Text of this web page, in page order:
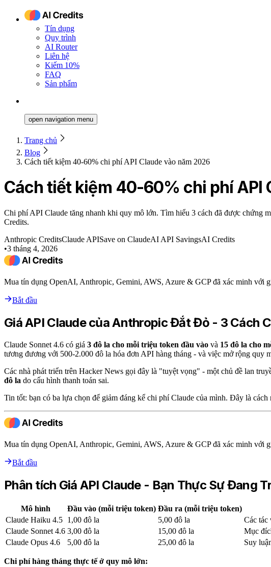
Tín dụng
Quy trình
AI Router
Liên hệ
Kiếm 10%
FAQ
Sản phẩm
open navigation menu
Trang chủ
Blog
Cách tiết kiệm 40-60% chi phí API Claude vào năm 2026
Cách tiết kiệm 40-60% chi phí API
Chi phí API Claude tăng nhanh khi quy mô lớn. Tìm hiểu 3 cách đã được chứng
Credits.
Anthropic CreditsClaude APISave on ClaudeAI API SavingsAI Credits
•3 tháng 4, 2026
Mua tín dụng OpenAI, Anthropic, Gemini, AWS, Azure & GCP đã xác minh với
Bắt đầu
Giá API Claude của Anthropic Đắt Đỏ - 3 Cách
Claude Sonnet 4.6 có giá 3 đô la cho mỗi triệu token đầu vào và 15 đô la cho
tương đương với 500-2.000 đô la hóa đơn API hàng tháng - và việc mở rộng quy
Các nhà phát triển trên Hacker News gọi đây là "tuyệt vọng" - một chủ đề lan
đô la do cấu hình thanh toán sai.
Tin tốt: bạn có ba lựa chọn để giảm đáng kể chi phí Claude của mình. Đây là
Mua tín dụng OpenAI, Anthropic, Gemini, AWS, Azure & GCP đã xác minh với
Bắt đầu
Phân tích Giá API Claude - Bạn Thực Sự Đang
Mô hình Đầu vào (mỗi triệu token) Đầu ra (mỗi triệu token)
Claude Haiku 4.5 1,00 đô la 5,00 đô la
Các tác
Claude Sonnet 4.6 3,00 đô la 15,00 đô la
Mục
Claude Opus 4.6
5,00 đô la 25,00 đô la Suy
Chi phí hàng tháng thực tế ở quy mô lớn: